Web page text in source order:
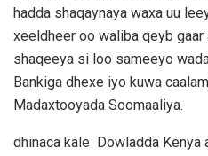
hadda shaqaynaya waxa uu
xeeldheer oo waliba qeyb gaar
shaqeeya si loo sameeyo
Bankiga dhexe iyo kuwa
Madaxtooyada Soomaaliya.
dhinaca kale Dowladda Kenya